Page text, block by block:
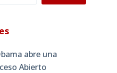
abre una
Abierto